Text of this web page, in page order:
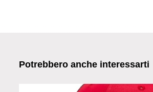
Potrebbero anche interessarti